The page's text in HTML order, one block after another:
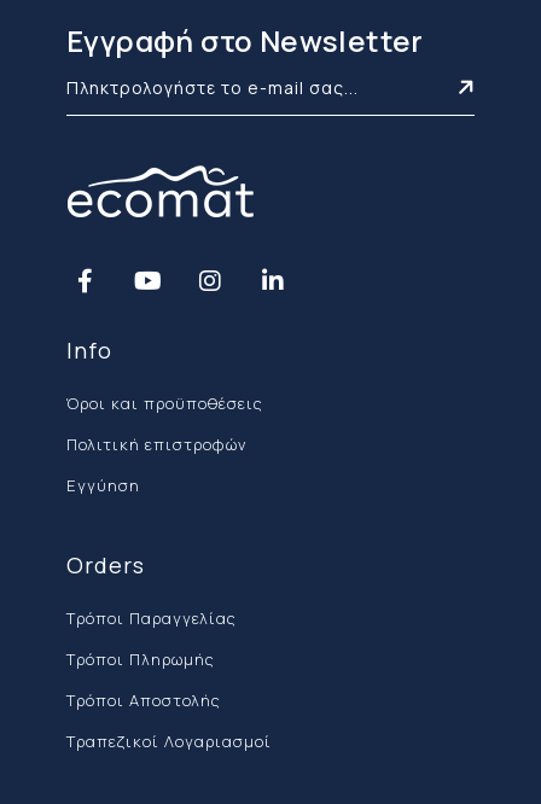
Εγγραφή στο Newsletter
Info
Όροι και προϋποθέσεις
Πολιτική επιστροφών
Εγγύηση
Orders
Τρόποι Παραγγελίας
Τρόποι Πληρωμής
Τρόποι Αποστολής
Τραπεζικοί Λογαριασμοί